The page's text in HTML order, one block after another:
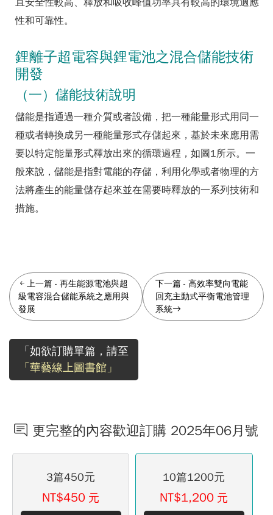
且安全性較高、釋放和吸收峰值功率具有較高的環境適應
性和可靠性。
鋰離子超電容與鋰電池之混合儲能技術
開發
（一）儲能技術說明
儲能是指通過一種介質或者設備，把一種能量形式用同一
種或者轉換成另一種能量形式存儲起來，基於未來應用需
要以特定能量形式釋放出來的循環過程，如圖1所示。一
般來說，儲能是指對電能的存儲，利用化學或者物理的方
法將產生的能量儲存起來並在需要時釋放的一系列技術和
措施。
上一篇 - 再生能源電池與超
級電容混合儲能系統之應用與
發展
下一篇- 高效率雙向電能
回充主動式平衡電池管理
系統
「如欲訂購單篇，請至
「華藝線上圖書館」
更完整的內容歡迎訂購 2025年06月號
3篇450元
NT$450 元
10篇1200元
NT$1,200 元